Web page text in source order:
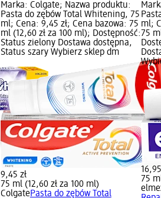
Marka: Colgate; Nazwa produktu:
Pasta do zębów Total Whitening, 75
ml; Cena: 9,45 zł; Cena bazowa: 75
ml (12,60 zł za 100 ml); Dostępność:
Status zielony Dostawa dostępna,
Status szary Wybierz sklep dm
9,45 zł
75 ml (12,60 zł za 100 ml)
ColgatePasta do zębów Total
ml;
75
75